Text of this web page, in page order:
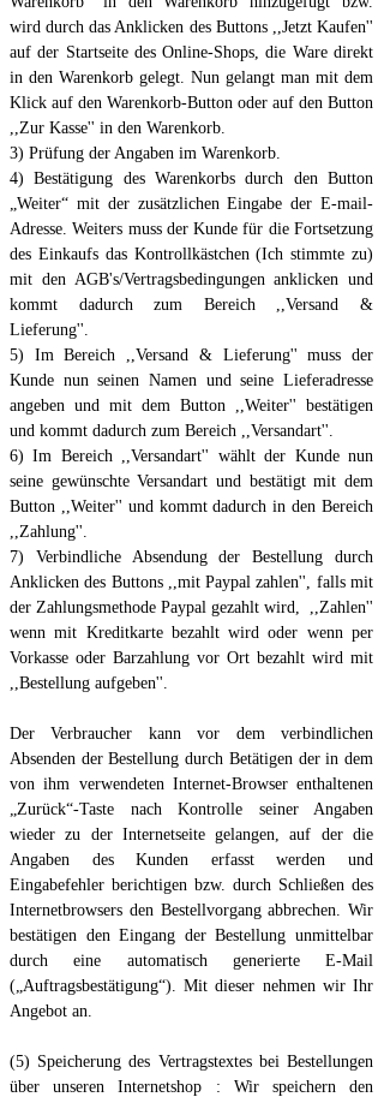
wird durch das Anklicken des Buttons ,,Jetzt Kaufen''
auf der Startseite des Online-Shops, die Ware direkt
in den Warenkorb gelegt. Nun gelangt man mit dem
Klick auf den Warenkorb-Button oder auf den Button
,,Zur Kasse'' in den Warenkorb.
3) Prüfung der Angaben im Warenkorb.
4) Bestätigung des Warenkorbs durch den Button
„Weiter“ mit der zusätzlichen Eingabe der E-mail-
Adresse. Weiters muss der Kunde für die Fortsetzung
des Einkaufs das Kontrollkästchen (Ich stimmte zu)
mit den AGB's/Vertragsbedingungen anklicken und
kommt dadurch zum Bereich ,,Versand &
Lieferung''.
5) Im Bereich ,,Versand & Lieferung'' muss der
Kunde nun seinen Namen und seine Lieferadresse
angeben und mit dem Button ,,Weiter'' bestätigen
und kommt dadurch zum Bereich ,,Versandart''.
6) Im Bereich ,,Versandart'' wählt der Kunde nun
seine gewünschte Versandart und bestätigt mit dem
Button ,,Weiter'' und kommt dadurch in den Bereich
,,Zahlung''.
7) Verbindliche Absendung der Bestellung durch
Anklicken des Buttons ,,mit Paypal zahlen'', falls mit
der Zahlungsmethode Paypal gezahlt wird, ,,Zahlen''
wenn mit Kreditkarte bezahlt wird oder wenn per
Vorkasse oder Barzahlung vor Ort bezahlt wird mit
,,Bestellung aufgeben''.
Der Verbraucher kann vor dem verbindlichen
Absenden der Bestellung durch Betätigen der in dem
von ihm verwendeten Internet-Browser enthaltenen
„Zurück“-Taste nach Kontrolle seiner Angaben
wieder zu der Internetseite gelangen, auf der die
Angaben des Kunden erfasst werden und
Eingabefehler berichtigen bzw. durch Schließen des
Internetbrowsers den Bestellvorgang abbrechen. Wir
bestätigen den Eingang der Bestellung unmittelbar
durch eine automatisch generierte E-Mail
(„Auftragsbestätigung“). Mit dieser nehmen wir Ihr
Angebot an.
(5) Speicherung des Vertragstextes bei Bestellungen
über unseren Internetshop : Wir speichern den